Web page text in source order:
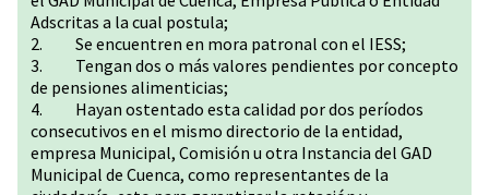
Adscritas a la cual postula;
2. Se encuentren en mora patronal con el IESS;
3. Tengan dos o más valores pendientes por concepto
de pensiones alimenticias;
4. Hayan ostentado esta calidad por dos períodos
consecutivos en el mismo directorio de la entidad,
empresa Municipal, Comisión u otra Instancia del GAD
Municipal de Cuenca, como representantes de la